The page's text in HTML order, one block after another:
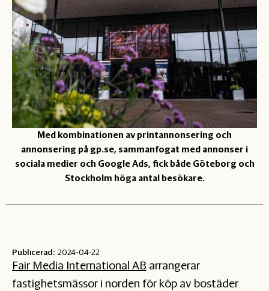
Med kombinationen av printannonsering och
annonsering på gp.se, sammanfogat med annonser i
sociala medier och Google Ads, fick både Göteborg och
Stockholm höga antal besökare.
Publicerad: 2024-04-22
Fair Media International AB arrangerar
fastighetsmässor i norden för köp av bostäder